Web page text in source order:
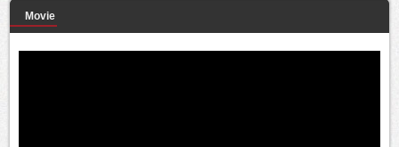
Movie